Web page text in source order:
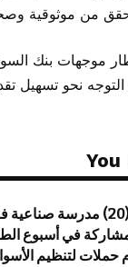
من موثوقية
موجهات بنك
التوجه نحو تسهيل
في أسبوع الطاقة
حملات لتنظيم